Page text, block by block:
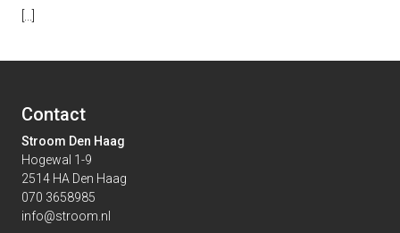
Contact
Stroom Den Haag
Hogewal 1-9
2514 HA Den Haag
070 3658985
info@stroom.nl